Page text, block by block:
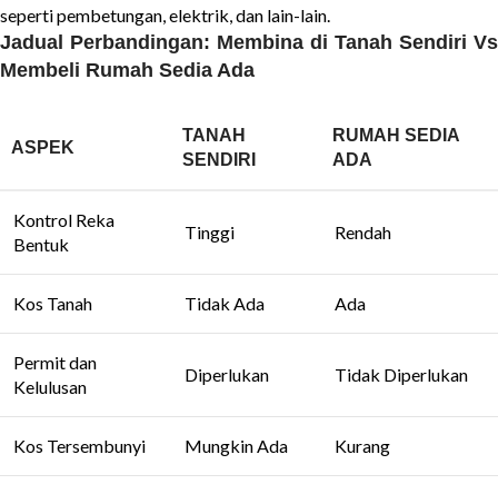
seperti pembetungan, elektrik, dan lain-lain.
Jadual Perbandingan: Membina di Tanah Sendiri Vs
Membeli Rumah Sedia Ada
ASPEK
TANAH
SENDIRI
RUMAH SEDIA
ADA
Kontrol Reka
Bentuk
Tinggi Rendah
Kos Tanah Tidak Ada Ada
Permit dan
Kelulusan
Diperlukan Tidak Diperlukan
Kos Tersembunyi Mungkin Ada Kurang